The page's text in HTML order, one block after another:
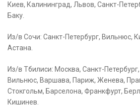
Киев, Калининград, Львов, Санкт-
Баку.
Из/в Сочи: Санкт-Петербург, Вильнюс,
Астана.
Из/в Тбилиси: Москва, Санкт-
Вильнюс, Варшава, Париж, Женева,
Стокгольм, Барселона, Франкфурт,
Кишинев.